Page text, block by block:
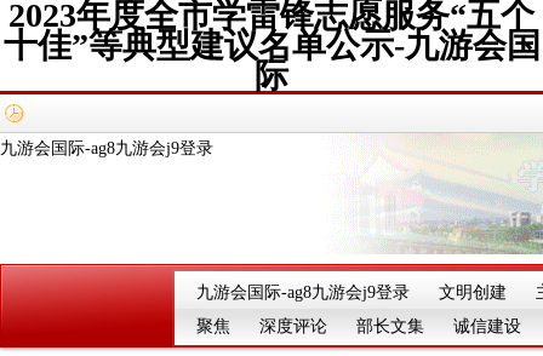
2023年度全市学雷锋志愿服务“五个
十佳”等典型建议名单公示-九游会国
际
九游会国际-ag8九游会j9登录
九游会国际-ag8九游会j9登录 文明创建
聚焦
深度评论 部长文集 诚信建设